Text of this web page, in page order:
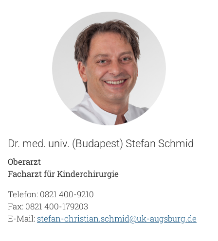
Dr. med. univ. (Budapest) Stefan Schmid
Oberarzt
Facharzt für Kinderchirurgie
Telefon: 0821 400-9210
Fax: 0821 400-179203
E-Mail:stefan-christian.schmid@uk-augsburg.de